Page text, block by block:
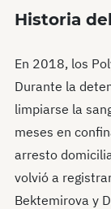
Historia
En 2018, los
Durante la
limpiarse la
meses en
arresto
volvió a
Bektemirova y